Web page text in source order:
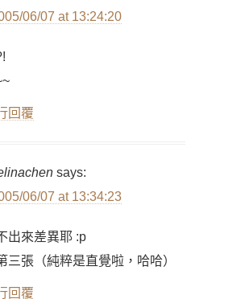
06/07 at 13:24:20
回覆
says:
06/07 at 13:34:23
出來差異耶 :p
三張（純粹是直覺啦，哈哈）
回覆